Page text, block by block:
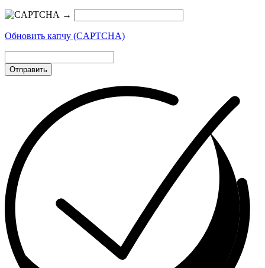
→
Обновить капчу (CAPTCHA)
Отправить